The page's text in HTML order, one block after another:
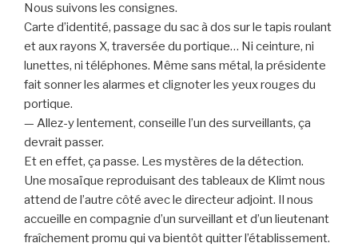
Nous suivons les consignes.
Carte d’identité, passage du sac à dos sur le tapis roulant
et aux rayons X, traversée du portique… Ni ceinture, ni
lunettes, ni téléphones. Même sans métal, la présidente
fait sonner les alarmes et clignoter les yeux rouges du
portique.
— Allez-y lentement, conseille l’un des surveillants, ça
devrait passer.
Et en effet, ça passe. Les mystères de la détection.
Une mosaïque reproduisant des tableaux de Klimt nous
attend de l’autre côté avec le directeur adjoint. Il nous
accueille en compagnie d’un surveillant et d’un lieutenant
fraîchement promu qui va bientôt quitter l’établissement.